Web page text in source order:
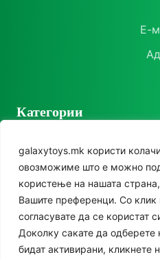
galaxytoys.mk користи
овозможиме што е можно
користење на нашата
Вашите преференци. Со
согласувате да се користат
Доколку сакате да
бидат активирани, кликнете
Е-
Категории
Сезонска опрема
Друштвени игри
За двор
Едукативни